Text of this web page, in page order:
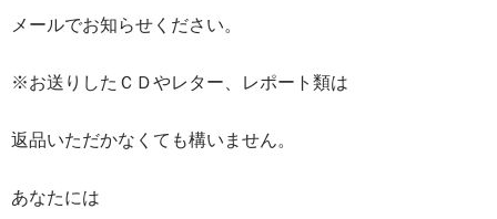
メールでお知らせください。
※お送りしたＣＤやレター、レポート類は
返品いただかなくても構いません。
あなたには